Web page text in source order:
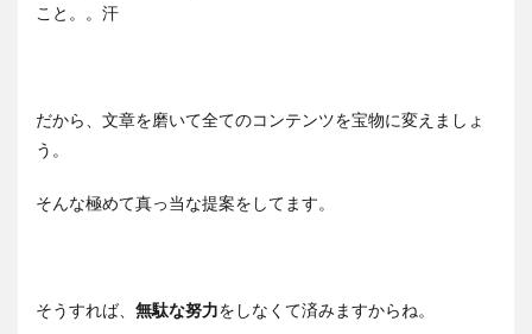
こと。。汗
だから、文章を磨いて全てのコンテンツを宝物に変えましょ
う。
そんな極めて真っ当な提案をしてます。
そうすれば、 無駄な努力をしなくて済みますからね。